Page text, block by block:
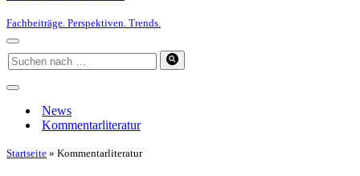
Fachbeiträge. Perspektiven. Trends.
Navigationsmenü
Suchen
nach …
Navigationsmenü
News
Kommentarliteratur
Startseite » Kommentarliteratur